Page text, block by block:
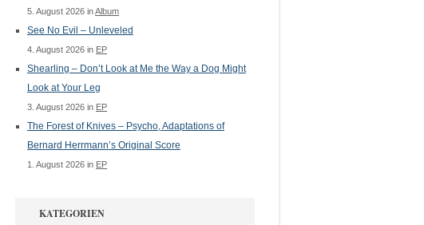
5. August 2026 inAlbum
See No Evil – Unleveled
4. August 2026 in EP
Shearling – Don’t Look at Me the Way a Dog Might
Look at Your Leg
3. August 2026 in EP
The Forest of Knives – Psycho, Adaptations of
Bernard Herrmann’s Original Score
1. August 2026 in EP
KATEGORIEN